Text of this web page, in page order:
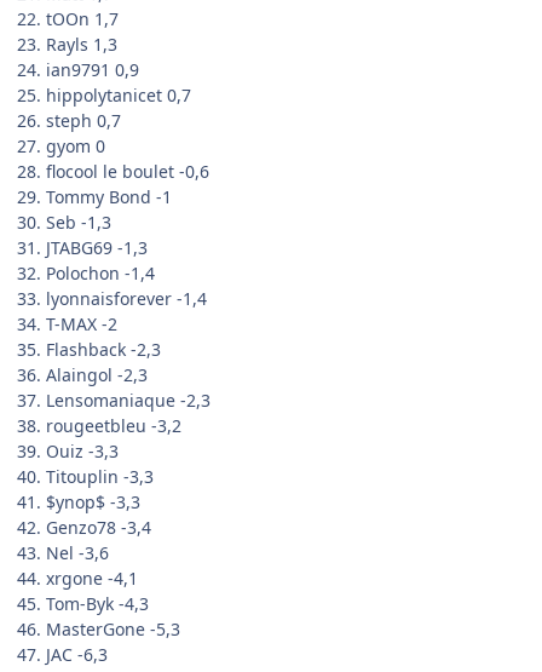
22. tOOn 1,7
23. Rayls 1,3
24. ian9791 0,9
25. hippolytanicet 0,7
26. steph 0,7
27. gyom 0
28. flocool le boulet -0,6
29. Tommy Bond -1
30. Seb -1,3
31. JTABG69 -1,3
32. Polochon -1,4
33. lyonnaisforever -1,4
34. T-MAX -2
35. Flashback -2,3
36. Alaingol -2,3
37. Lensomaniaque -2,3
38. rougeetbleu -3,2
39. Ouiz -3,3
40. Titouplin -3,3
41. $ynop$ -3,3
42. Genzo78 -3,4
43. Nel -3,6
44. xrgone -4,1
45. Tom-Byk -4,3
46. MasterGone -5,3
47. JAC -6,3